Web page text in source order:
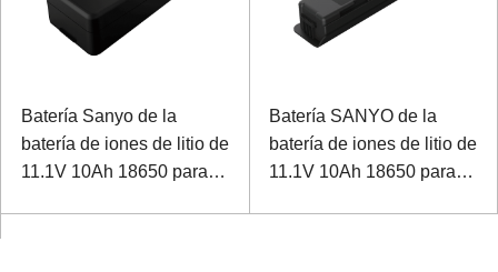
Batería Sanyo de la
batería de iones de litio de
11.1V 10Ah 18650 para la
Batería SANYO de la
batería de iones de litio de
11.1V 10Ah 18650 para el